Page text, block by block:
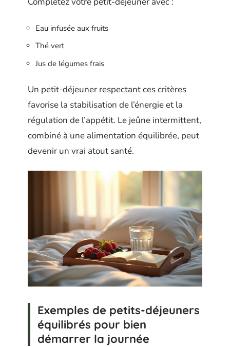
Eau infusée aux fruits
Thé vert
Jus de légumes frais
Un petit-déjeuner respectant ces critères
favorise la stabilisation de l’énergie et la
régulation de l’appétit. Le jeûne intermittent,
combiné à une alimentation équilibrée, peut
devenir un vrai atout santé.
Exemples de petits-déjeuners
équilibrés pour bien
démarrer la journée